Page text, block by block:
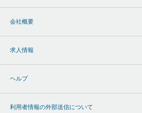
会社概要
求人情報
ヘルプ
利用者情報の外部送信について